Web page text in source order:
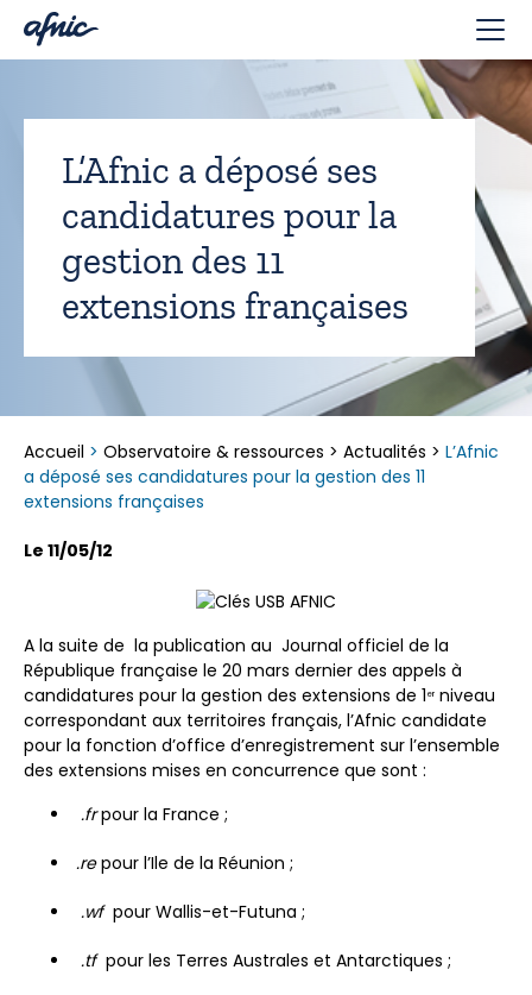
L’Afnic a déposé ses
candidatures pour la
gestion des 11
extensions françaises
Accueil > Observatoire & ressources > Actualités > L’Afnic
a déposé ses candidatures pour la gestion des 11
extensions françaises
Le 11/05/12
A la suite de la publication au Journal officiel de la
République française le 20 mars dernier des appels à
candidatures pour la gestion des extensions de 1 er niveau
correspondant aux territoires français, l’Afnic candidate
pour la fonction d’office d’enregistrement sur l’ensemble
des extensions mises en concurrence que sont :
.frpour la France ;
.repour l’Ile de la Réunion ;
.wfpour Wallis-et-Futuna ;
.tf pour les Terres Australes et Antarctiques ;
Panneau de gestion des cookies